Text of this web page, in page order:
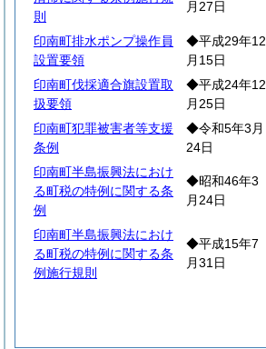
則
月27日
印南町排水ポンプ操作員
設置要領
◆平成29年12
月15日
印南町伐採適合旗設置取
扱要領
◆平成24年12
月25日
印南町犯罪被害者等支援
条例
◆令和5年3月
24日
印南町半島振興法におけ
る町税の特例に関する条
例
◆昭和46年3
月24日
印南町半島振興法におけ
る町税の特例に関する条
例施行規則
◆平成15年7
月31日